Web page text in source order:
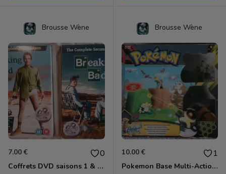
Brousse Wène
7.00 € 0
Coffrets DVD saisons 1 & 2 Breaking Bad VO
Brousse Wène
10.00 € 1
Pokemon Base Multi-Actions